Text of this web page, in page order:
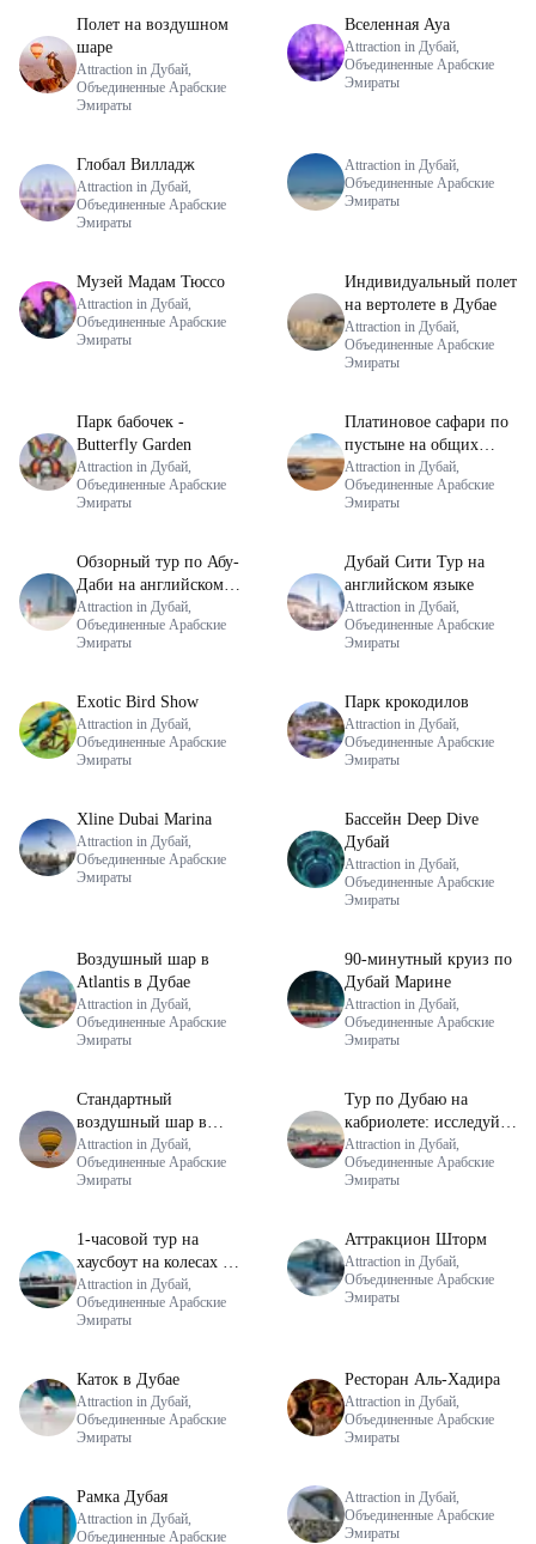
Полет на воздушном
шаре
Attraction in Дубай,
Объединенные Арабские
Эмираты
Вселенная Aya
Attraction in Дубай,
Объединенные Арабские
Эмираты
Глобал Вилладж
Attraction in Дубай,
Объединенные Арабские
Эмираты
Attraction in Дубай,
Объединенные Арабские
Эмираты
Музей Мадам Тюссо
Attraction in Дубай,
Объединенные Арабские
Эмираты
Индивидуальный полет
на вертолете в Дубае
Attraction in Дубай,
Объединенные Арабские
Эмираты
Парк бабочек -
Butterfly Garden
Attraction in Дубай,
Объединенные Арабские
Эмираты
Платиновое сафари по
пустыне на общих
основаниях
Attraction in Дубай,
Объединенные Арабские
Эмираты
Обзорный тур по Абу-
Даби на английском
языке
Attraction in Дубай,
Объединенные Арабские
Эмираты
Дубай Сити Тур на
английском языке
Attraction in Дубай,
Объединенные Арабские
Эмираты
Exotic Bird Show
Attraction in Дубай,
Объединенные Арабские
Эмираты
Парк крокодилов
Attraction in Дубай,
Объединенные Арабские
Эмираты
Xline Dubai Marina
Attraction in Дубай,
Объединенные Арабские
Эмираты
Бассейн Deep Dive
Дубай
Attraction in Дубай,
Объединенные Арабские
Эмираты
Воздушный шар в
Atlantis в Дубае
Attraction in Дубай,
Объединенные Арабские
Эмираты
90-минутный круиз по
Дубай Марине
Attraction in Дубай,
Объединенные Арабские
Эмираты
Стандартный
воздушный шар в
Дубае
Attraction in Дубай,
Объединенные Арабские
Эмираты
Тур по Дубаю на
кабриолете: исследуйте
город на автомобиле с
открытым верхом.
Attraction in Дубай,
Объединенные Арабские
Эмираты
1-часовой тур на
хаусбоут на колесах Ain
Wheel
Attraction in Дубай,
Объединенные Арабские
Эмираты
Аттракцион Шторм
Attraction in Дубай,
Объединенные Арабские
Эмираты
Каток в Дубае
Attraction in Дубай,
Объединенные Арабские
Эмираты
Ресторан Аль-Хадира
Attraction in Дубай,
Объединенные Арабские
Эмираты
Рамка Дубая
Attraction in Дубай,
Объединенные Арабские
Attraction in Дубай,
Объединенные Арабские
Эмираты